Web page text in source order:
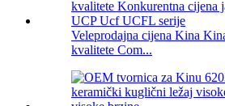
Veleprodajna cijena Kina
kvalitete Com...